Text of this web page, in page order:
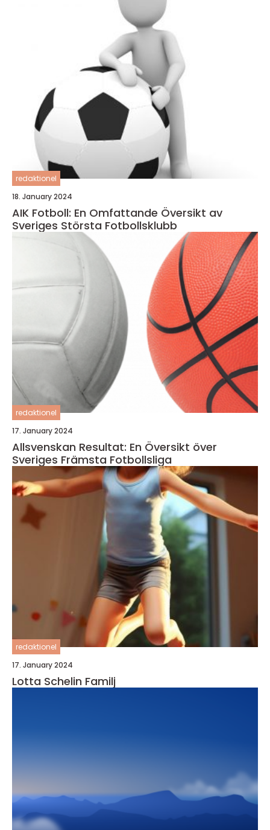
redaktionel
18. January 2024
AIK Fotboll: En Omfattande Översikt av
Sveriges Största Fotbollsklubb
redaktionel
17. January 2024
Allsvenskan Resultat: En Översikt över
Sveriges Främsta Fotbollsliga
redaktionel
17. January 2024
Lotta Schelin Familj